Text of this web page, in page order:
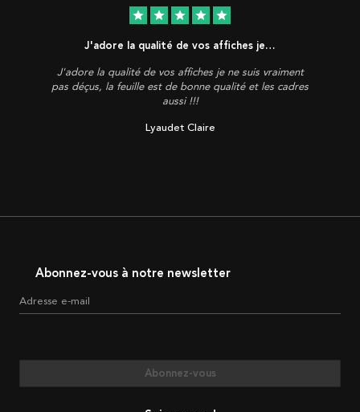
star star star star star
J'adore la qualité de vos affiches je…
J'adore la qualité de vos affiches je ne suis vraiment
pas déçus, la feuille est de bonne qualité et les cadres
aussi !!!
Lyaudet Claire
Abonnez-vous à notre newsletter
Adresse e-mail
Abonnez-vous